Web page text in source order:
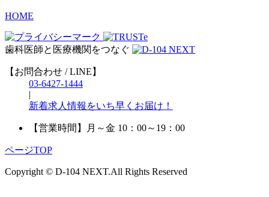
HOME
歯科医師と医療機関をつなぐ
【お問合わせ / LINE】
03-6427-1444
|
新着求人情報をいち早くお届け！
【営業時間】 月～金 10：00～19：00
ページTOP
Copyright © D-104 NEXT.All Rights Reserved